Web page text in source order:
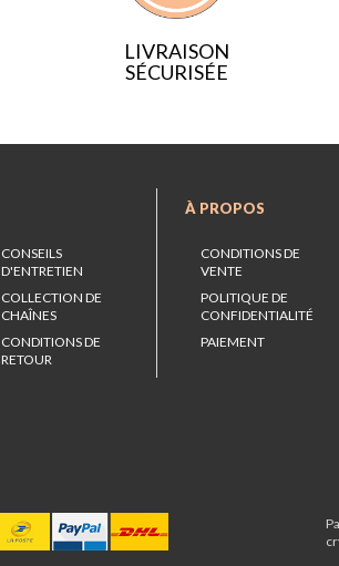
LIVRAISON
SÉCURISÉE
CONSEILS
D'ENTRETIEN
COLLECTION DE
CHAÎNES
CONDITIONS DE
RETOUR
À PROPOS
CONDITIONS DE
VENTE
POLITIQUE DE
CONFIDENTIALITÉ
PAIEMENT